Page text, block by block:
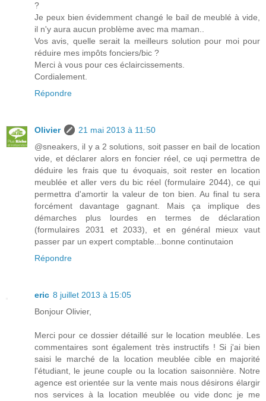
?
Je peux bien évidemment changé le bail de meublé à vide,
il n'y aura aucun problème avec ma maman..
Vos avis, quelle serait la meilleurs solution pour moi pour
réduire mes impôts fonciers/bic ?
Merci à vous pour ces éclaircissements.
Cordialement.
Répondre
Olivier
21 mai 2013 à 11:50
@sneakers, il y a 2 solutions, soit passer en bail de location
vide, et déclarer alors en foncier réel, ce uqi permettra de
déduire les frais que tu évoquais, soit rester en location
meublée et aller vers du bic réel (formulaire 2044), ce qui
permettra d'amortir la valeur de ton bien. Au final tu sera
forcément davantage gagnant. Mais ça implique des
démarches plus lourdes en termes de déclaration
(formulaires 2031 et 2033), et en général mieux vaut
passer par un expert comptable...bonne continutaion
Répondre
eric 8 juillet 2013 à 15:05
Bonjour Olivier,
Merci pour ce dossier détaillé sur le location meublée. Les
commentaires sont également très instructifs ! Si j'ai bien
saisi le marché de la location meublée cible en majorité
l'étudiant, le jeune couple ou la location saisonnière. Notre
agence est orientée sur la vente mais nous désirons élargir
nos services à la location meublée ou vide donc je me